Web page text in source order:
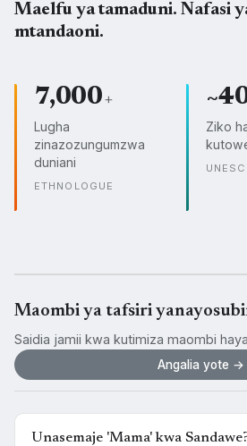
Maelfu ya tamaduni. Nafasi
mtandaoni.
7,000+
Lugha
zinazozungumzwa
duniani
ETHNOLOGUE
Ziko
Maombi ya tafsiri
Saidia jamii kwa kutimiza maombi
Angalia yote →
Unasemaje 'Mama' kwa